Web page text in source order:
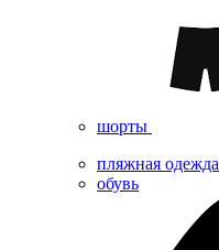
шорты
пляжная одежда
oбувь